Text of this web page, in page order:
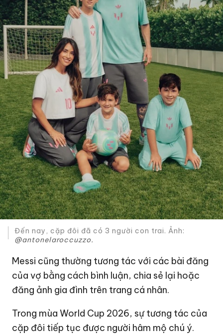
Đến nay, cặp đôi đã có 3 người con trai. Ảnh:
@antonelaroccuzzo.
Messi cũng thường tương tác với các bài đăng
của vợ bằng cách bình luận, chia sẻ lại hoặc
đăng ảnh gia đình trên trang cá nhân.
Trong mùa World Cup 2026, sự tương tác của
cặp đôi tiếp tục được người hâm mộ chú ý.